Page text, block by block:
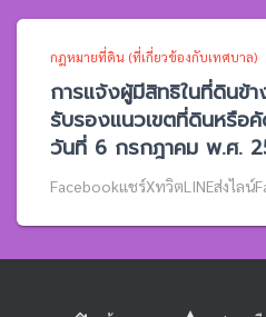
กฎหมายที่ดิน (ที่เกี่ยวข้องกับเทศบาล)
การแจ้งผู้มีสิทธิในที่ดินข้
รับรองแนวเขตที่ดินหรือ
วันที่ 6 กรกฎาคม พ.ศ.
Facebookแชร์XทวิตLINEส่งไลน์